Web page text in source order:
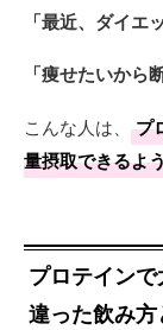
「最近、ダイエ
「痩せたいから
こんな人は、
プ
量摂取できるよ
プロテイン
違った飲み方